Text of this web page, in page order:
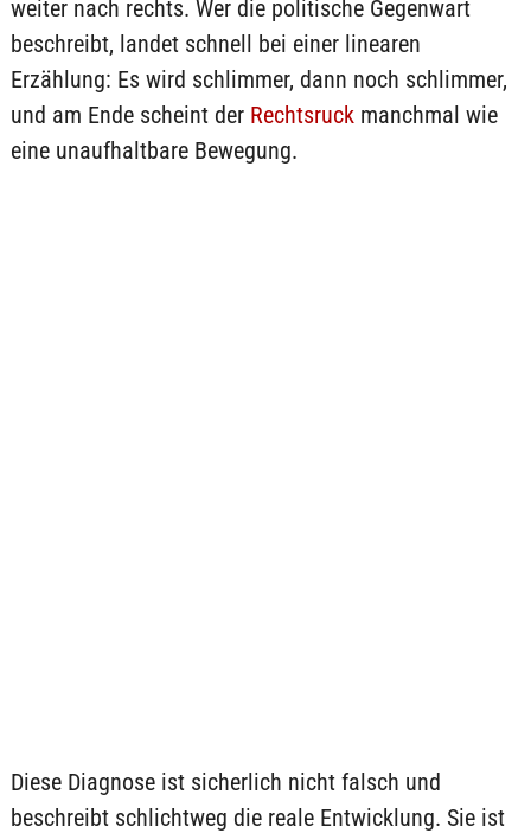
weiter nach rechts. Wer die politische Gegenwart
beschreibt, landet schnell bei einer linearen
Erzählung: Es wird schlimmer, dann noch schlimmer,
und am Ende scheint der Rechtsruckmanchmal wie
eine unaufhaltbare Bewegung.
Diese Diagnose ist sicherlich nicht falsch und
beschreibt schlichtweg die reale Entwicklung. Sie ist